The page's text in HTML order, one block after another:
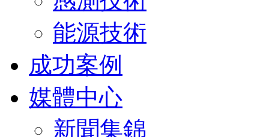
能源技術
成功案例
媒體中心
新聞集錦